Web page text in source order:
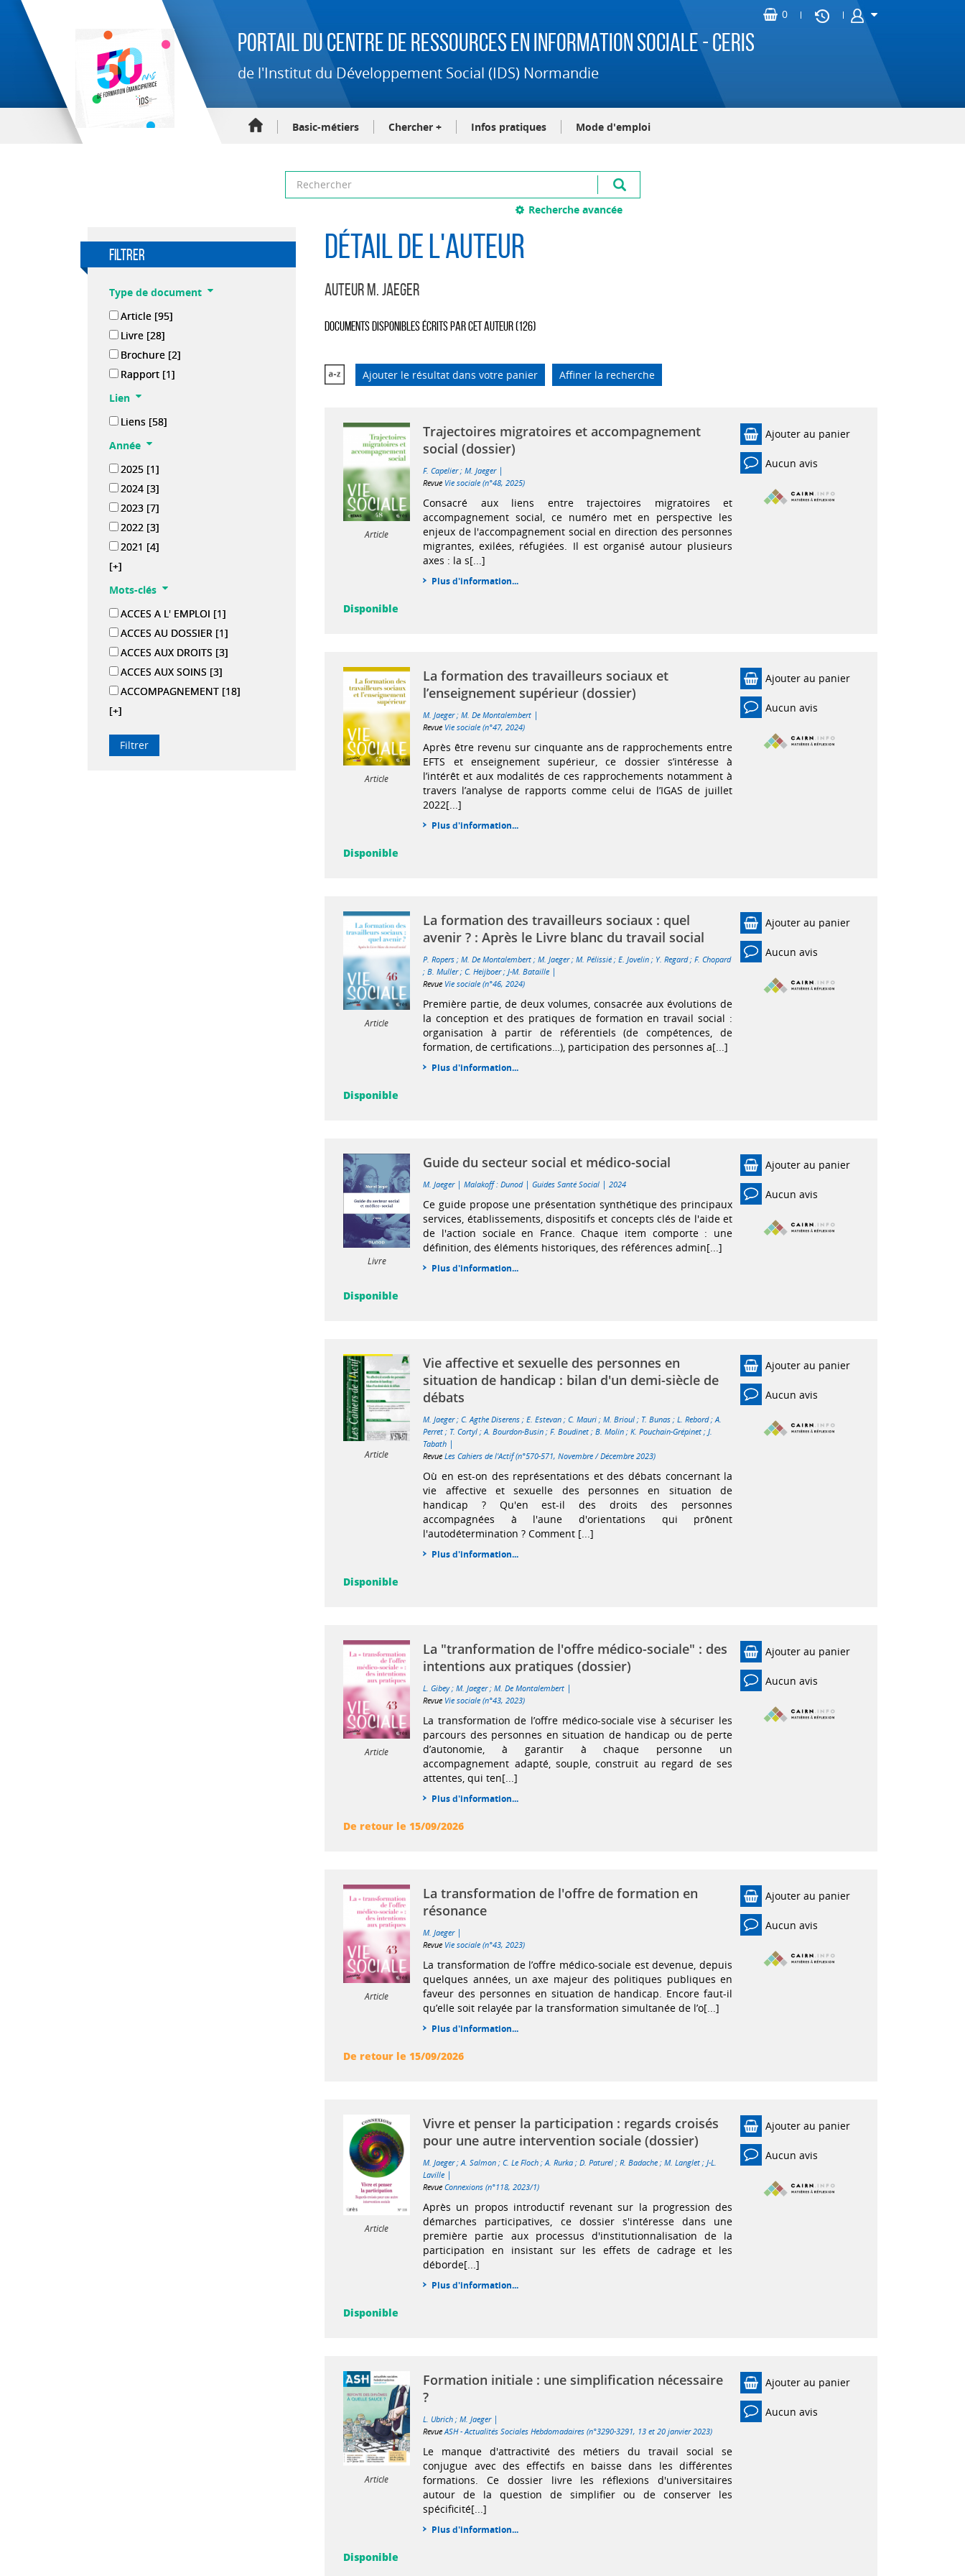
Portail du Centre de Ressources en Information Sociale - CERIS
de l'Institut du Développement Social (IDS) Normandie
Basic-métiers Chercher + Infos pratiques Mode d'emploi
Recherche avancée
filtrer
Type de document
Article [95]
Livre [28]
Brochure [2]
Rapport [1]
Lien
Liens [58]
Année
2025 [1]
2024 [3]
2023 [7]
2022 [3]
2021 [4]
[+]
Mots-clés
ACCES A L' EMPLOI [1]
ACCES AU DOSSIER [1]
ACCES AUX DROITS [3]
ACCES AUX SOINS [3]
ACCOMPAGNEMENT [18]
[+]
Détail de l'auteur
Auteur M. Jaeger
Documents disponibles écrits par cet auteur (126)
Ajouter le résultat dans votre panier Affiner la recherche
Article
Trajectoires migratoires et accompagnement
social (dossier)
F. Capelier;M. Jaeger |
Revue Vie sociale (n°48, 2025)
Consacré aux liens entre trajectoires migratoires et
accompagnement social, ce numéro met en perspective les
enjeux de l'accompagnement social en direction des personnes
migrantes, exilées, réfugiées. Il est organisé autour plusieurs
axes : la s[...]
Plus d'information...
Ajouter au panier
Aucun avis
Disponible
Article
La formation des travailleurs sociaux et
l’enseignement supérieur (dossier)
M. Jaeger;M. De Montalembert |
Revue Vie sociale (n°47, 2024)
Après être revenu sur cinquante ans de rapprochements entre
EFTS et enseignement supérieur, ce dossier s’intéresse à
l’intérêt et aux modalités de ces rapprochements notamment à
travers l’analyse de rapports comme celui de l’IGAS de juillet
2022[...]
Plus d'information...
Ajouter au panier
Aucun avis
Disponible
Article
La formation des travailleurs sociaux : quel
avenir ? : Après le Livre blanc du travail social
P. Ropers ;M. De Montalembert ;M. Jaeger;M. Pélissié ;E. Jovelin ; Y. Regard;F. Chopard
;B. Muller;C. Heijboer;J-M. Bataille |
Revue Vie sociale (n°46, 2024)
Première partie, de deux volumes, consacrée aux évolutions de
la conception et des pratiques de formation en travail social :
organisation à partir de référentiels (de compétences, de
formation, de certifications…), participation des personnes a[...]
Plus d'information...
Ajouter au panier
Aucun avis
Disponible
Livre
Guide du secteur social et médico-social
M. Jaeger |Malakoff : Dunod|Guides Santé Social |2024
Ce guide propose une présentation synthétique des principaux
services, établissements, dispositifs et concepts clés de l'aide et
de l'action sociale en France. Chaque item comporte : une
définition, des éléments historiques, des références admin[...]
Plus d'information...
Ajouter au panier
Aucun avis
Disponible
Article
Vie affective et sexuelle des personnes en
situation de handicap : bilan d'un demi-siècle de
débats
M. Jaeger;C. Agthe Diserens ;E. Estevan ;C. Mauri ;M. Brioul ; T. Bunas ;L. Rebord;A.
Perret ; T. Cortyl ;A. Bourdon-Busin ;F. Boudinet ;B. Molin ;K. Pouchain-Grépinet ;J.
Tabath |
RevueLes Cahiers de l'Actif (n°570-571, Novembre / Décembre 2023)
Où en est-on des représentations et des débats concernant la
vie affective et sexuelle des personnes en situation de
handicap ? Qu'en est-il des droits des personnes
accompagnées à l'aune d'orientations qui prônent
l'autodétermination ? Comment [...]
Plus d'information...
Ajouter au panier
Aucun avis
Disponible
Article
La "tranformation de l'offre médico-sociale" : des
intentions aux pratiques (dossier)
L. Gibey;M. Jaeger;M. De Montalembert |
Revue Vie sociale (n°43, 2023)
La transformation de l’offre médico-sociale vise à sécuriser les
parcours des personnes en situation de handicap ou de perte
d’autonomie, à garantir à chaque personne un
accompagnement adapté, souple, construit au regard de ses
attentes, qui ten[...]
Plus d'information...
Ajouter au panier
Aucun avis
De retour le 15/09/2026
Article
La transformation de l'offre de formation en
résonance
M. Jaeger |
Revue Vie sociale (n°43, 2023)
La transformation de l’offre médico-sociale est devenue, depuis
quelques années, un axe majeur des politiques publiques en
faveur des personnes en situation de handicap. Encore faut-il
qu’elle soit relayée par la transformation simultanée de l’o[...]
Plus d'information...
Ajouter au panier
Aucun avis
De retour le 15/09/2026
Article
Vivre et penser la participation : regards croisés
pour une autre intervention sociale (dossier)
M. Jaeger;A. Salmon ;C. Le Floch ;A. Rurka ;D. Paturel ;R. Badache ;M. Langlet ;J-L.
Laville |
RevueConnexions (n°118, 2023/1)
Après un propos introductif revenant sur la progression des
démarches participatives, ce dossier s'intéresse dans une
première partie aux processus d'institutionnalisation de la
participation en insistant sur les effets de cadrage et les
déborde[...]
Plus d'information...
Ajouter au panier
Aucun avis
Disponible
Article
Formation initiale : une simplification nécessaire
?
L. Ubrich ;M. Jaeger |
RevueASH - Actualités Sociales Hebdomadaires (n°3290-3291, 13 et 20 janvier 2023)
Le manque d'attractivité des métiers du travail social se
conjugue avec des effectifs en baisse dans les différentes
formations. Ce dossier livre les réflexions d'universitaires
autour de la question de simplifier ou de conserver les
spécificité[...]
Plus d'information...
Ajouter au panier
Aucun avis
Disponible